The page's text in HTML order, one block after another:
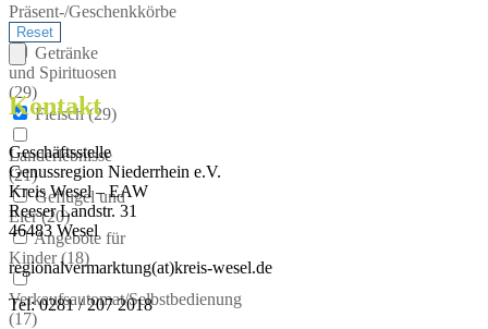
Präsent-/Geschenkkörbe
30)
Getränke
und Spirituosen
(29)
Fleisch (29)
Landerlebnisse
(21)
Geflügel und
Eier (20)
Angebote für
Kinder (18)
Verkaufsautomat/Selbstbedienung
(17)
Kontakt
Geschäftsstelle
Genussregion Niederrhein e.V.
Kreis Wesel – EAW
Reeser Landstr. 31
46483 Wesel
regionalvermarktung(at)kreis-wesel.de
Tel: 0281 / 207 2018